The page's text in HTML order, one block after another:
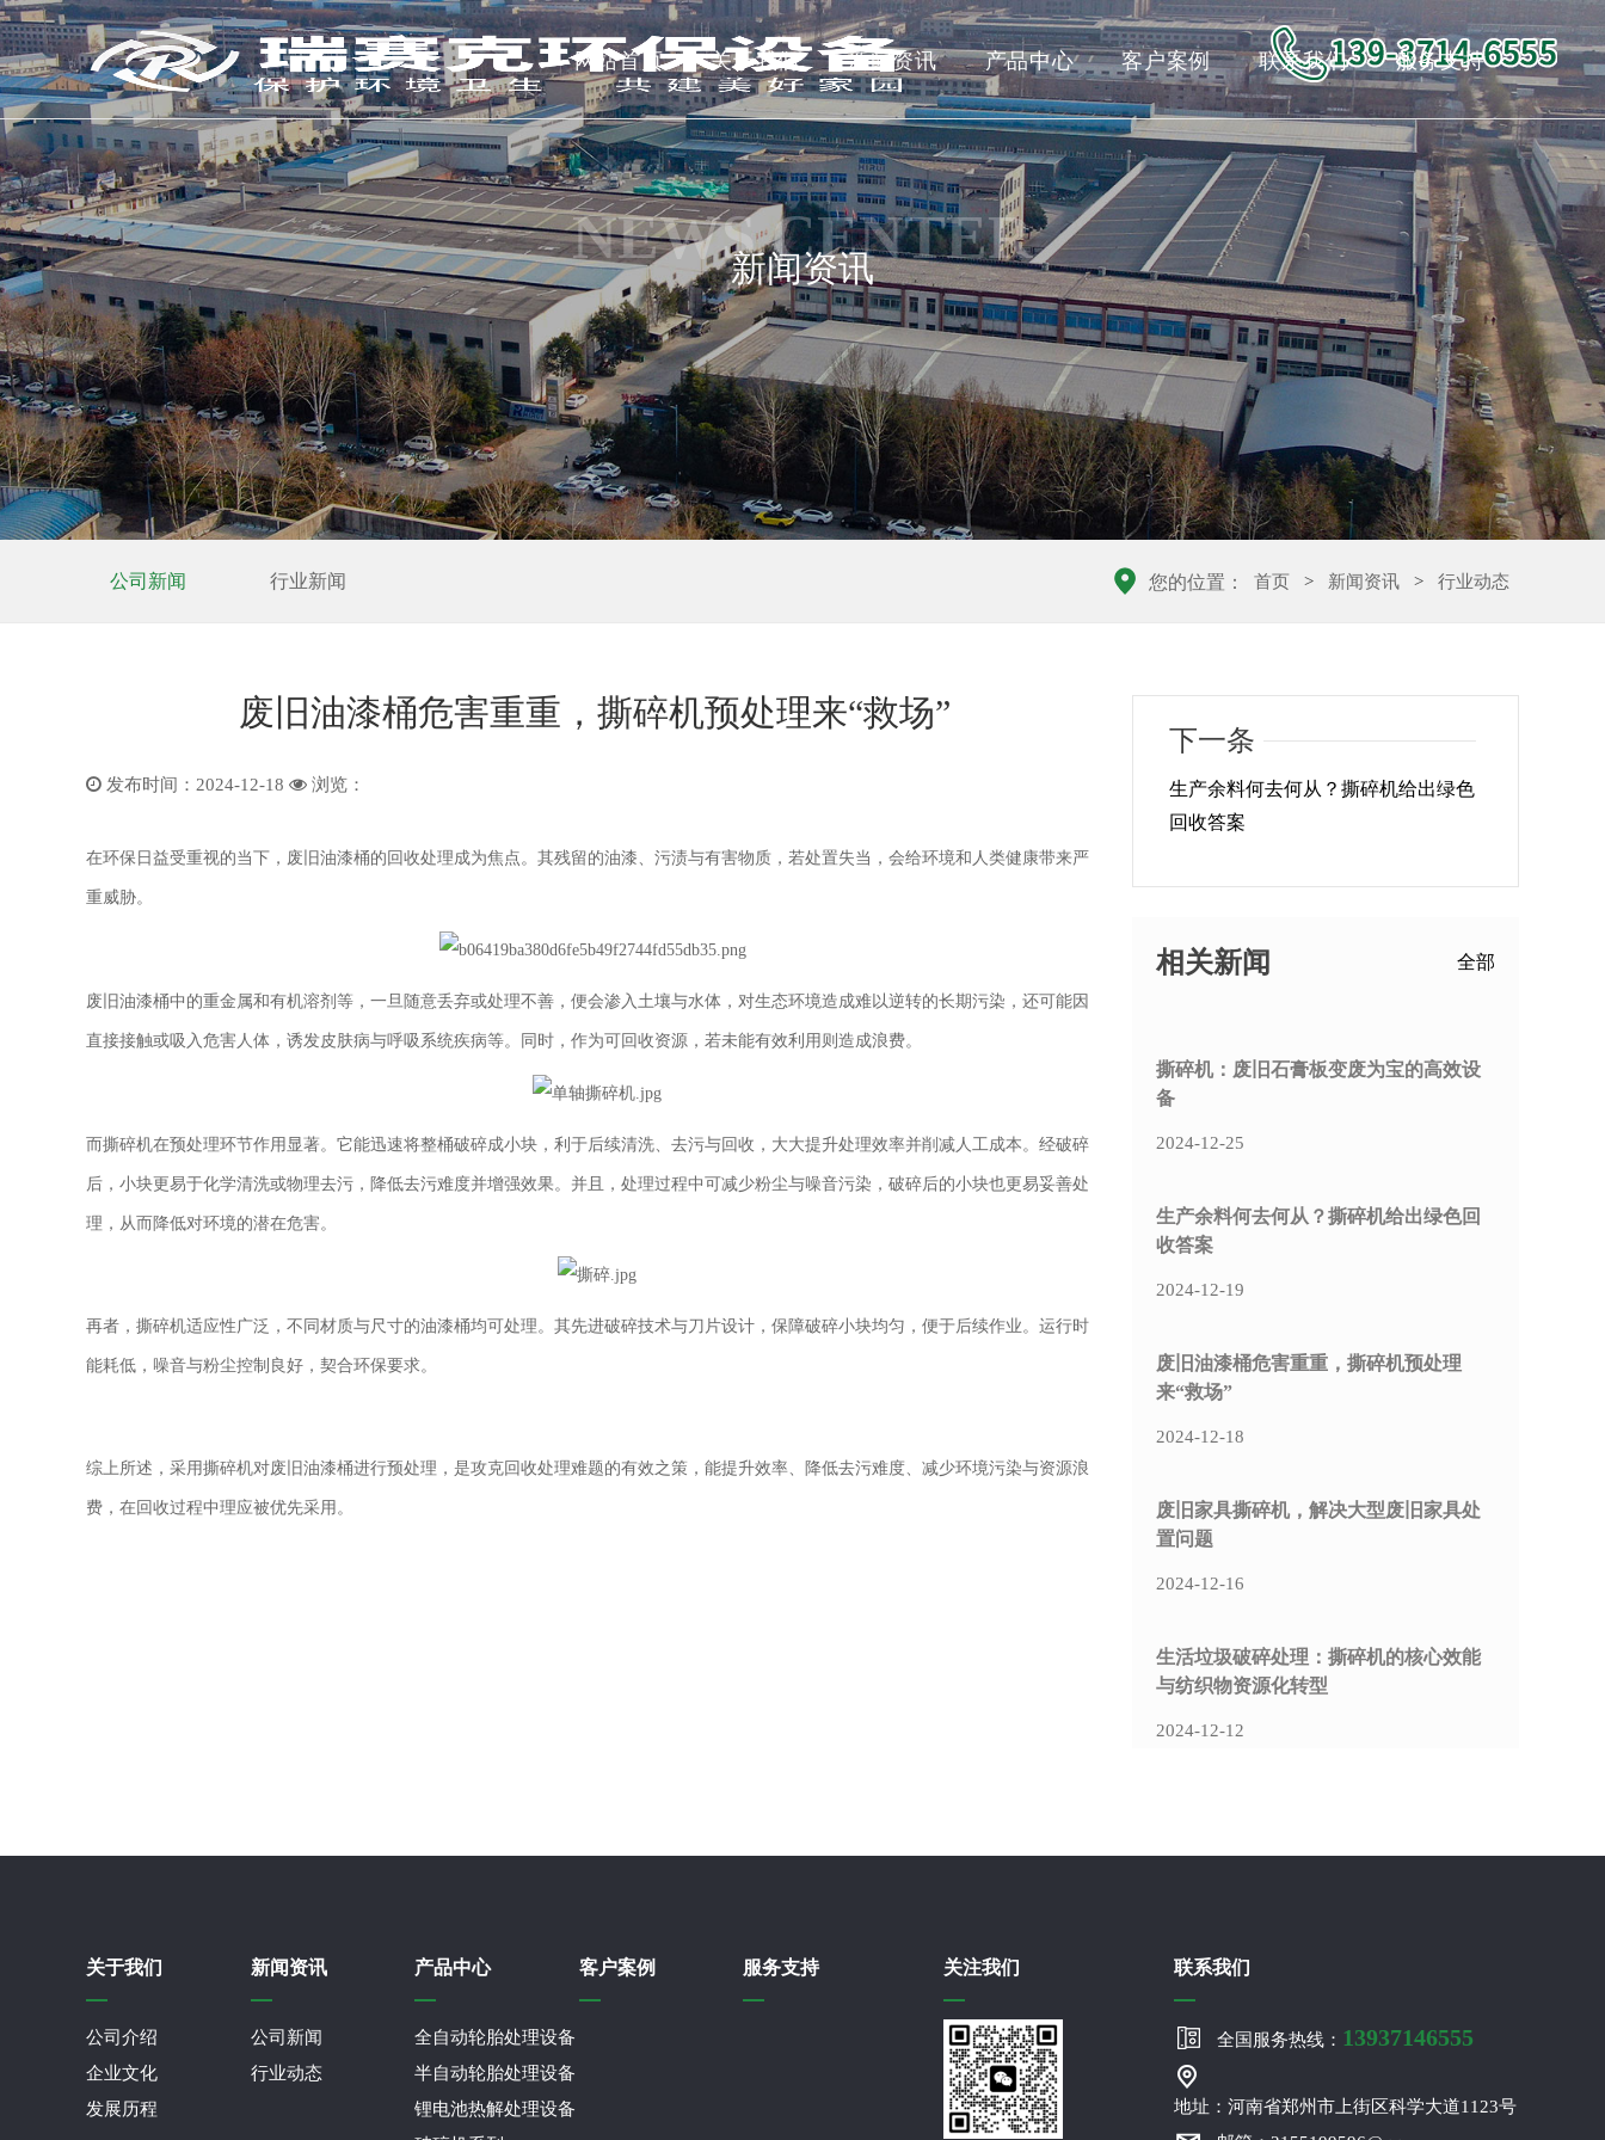
网站首页 关于我们 新闻资讯 产品中心 客户案例 联系我们 服务支持
NEWS CENTER
新闻资讯
公司新闻 行业新闻 您的位置： 首页 > 新闻资讯 > 行业动态
废旧油漆桶危害重重，撕碎机预处理来“救场”
发布时间：2024-12-18 浏览：
在环保日益受重视的当下，废旧油漆桶的回收处理成为焦点。其残留的油漆、污渍与有害物质，若处置失当，会给环境和人类健康带来严
重威胁。
废旧油漆桶中的重金属和有机溶剂等，一旦随意丢弃或处理不善，便会渗入土壤与水体，对生态环境造成难以逆转的长期污染，还可能因
直接接触或吸入危害人体，诱发皮肤病与呼吸系统疾病等。同时，作为可回收资源，若未能有效利用则造成浪费。
而撕碎机在预处理环节作用显著。它能迅速将整桶破碎成小块，利于后续清洗、去污与回收，大大提升处理效率并削减人工成本。经破碎
后，小块更易于化学清洗或物理去污，降低去污难度并增强效果。并且，处理过程中可减少粉尘与噪音污染，破碎后的小块也更易妥善处
理，从而降低对环境的潜在危害。
再者，撕碎机适应性广泛，不同材质与尺寸的油漆桶均可处理。其先进破碎技术与刀片设计，保障破碎小块均匀，便于后续作业。运行时
能耗低，噪音与粉尘控制良好，契合环保要求。
综上所述，采用撕碎机对废旧油漆桶进行预处理，是攻克回收处理难题的有效之策，能提升效率、降低去污难度、减少环境污染与资源浪
费，在回收过程中理应被优先采用。
下一条
生产余料何去何从？撕碎机给出绿色
回收答案
相关新闻 全部
撕碎机：废旧石膏板变废为宝的高效设
备
2024-12-25
生产余料何去何从？撕碎机给出绿色回
收答案
2024-12-19
废旧油漆桶危害重重，撕碎机预处理
来“救场”
2024-12-18
废旧家具撕碎机，解决大型废旧家具处
置问题
2024-12-16
生活垃圾破碎处理：撕碎机的核心效能
与纺织物资源化转型
2024-12-12
关于我们
公司介绍
企业文化
发展历程
新闻资讯
公司新闻
行业动态
产品中心
全自动轮胎处理设备
半自动轮胎处理设备
锂电池热解处理设备
客户案例 服务支持 关注我们 联系我们
全国服务热线： 13937146555
地址：河南省郑州市上街区科学大道1123号